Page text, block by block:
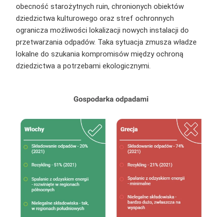
obecność starożytnych ruin, chronionych obiektów
dziedzictwa kulturowego oraz stref ochronnych
ogranicza możliwości lokalizacji nowych instalacji do
przetwarzania odpadów. Taka sytuacja zmusza władze
lokalne do szukania kompromisów między ochroną
dziedzictwa a potrzebami ekologicznymi.